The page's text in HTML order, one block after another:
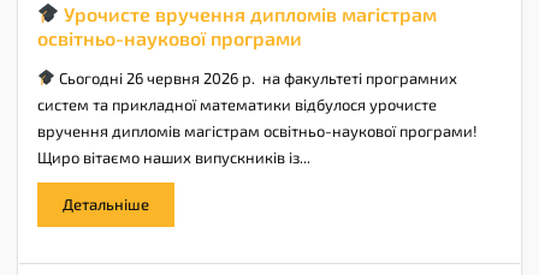
Урочисте вручення дипломів магістрам
освітньо-наукової програми
Сьогодні 26 червня 2026 р. на факультеті програмних
систем та прикладної математики відбулося урочисте
вручення дипломів магістрам освітньо-наукової програми!
Щиро вітаємо наших випускників із...
Детальніше